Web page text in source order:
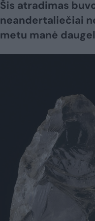
Šis atradimas
neandertaliečiai
metu manė